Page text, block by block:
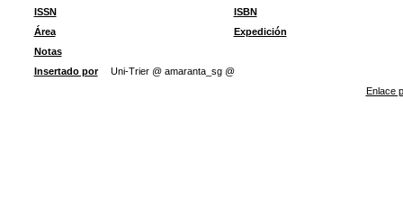
ISSN
ISBN
Área
Expedición
Notas
Insertado por
Uni-Trier @ amaranta_sg @
Enlace